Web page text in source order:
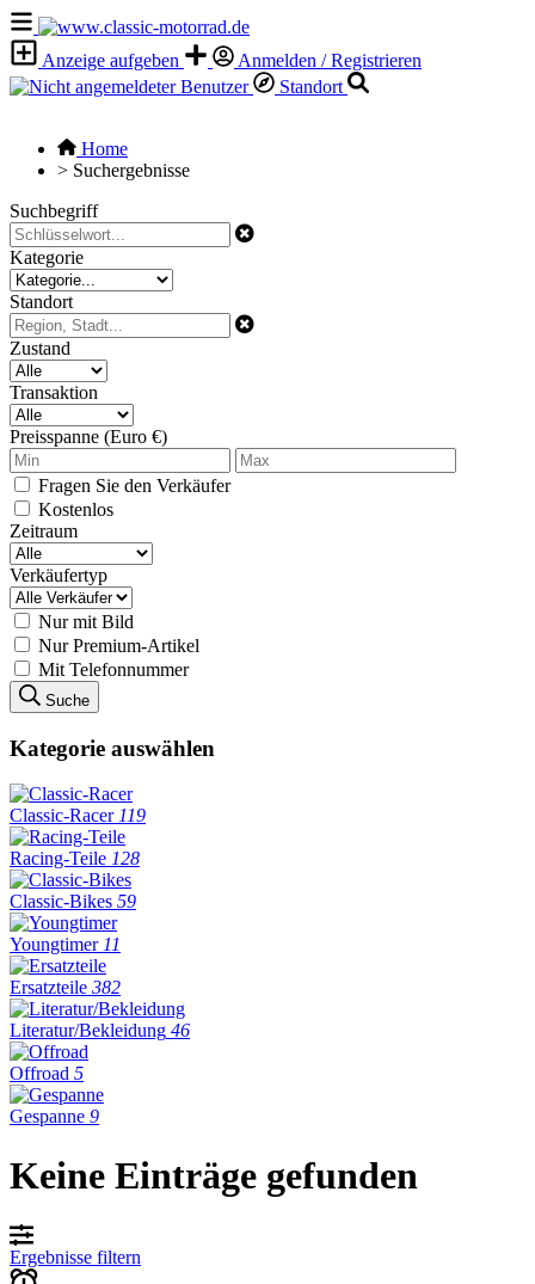
Anzeige aufgeben
Anmelden / Registrieren
Standort
Home
> Suchergebnisse
Suchbegriff
Kategorie
Standort
Zustand
Transaktion
Preisspanne (Euro €)
Fragen Sie den Verkäufer
Kostenlos
Zeitraum
Verkäufertyp
Nur mit Bild
Nur Premium-Artikel
Mit Telefonnummer
Suche
Kategorie auswählen
Classic-Racer 119
Racing-Teile 128
Classic-Bikes 59
Youngtimer 11
Ersatzteile 382
Literatur/Bekleidung 46
Offroad 5
Gespanne 9
Keine Einträge gefunden
Ergebnisse filtern